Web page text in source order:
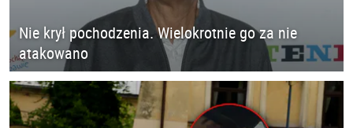
Nie krył pochodzenia. Wielokrotnie go za nie
atakowano